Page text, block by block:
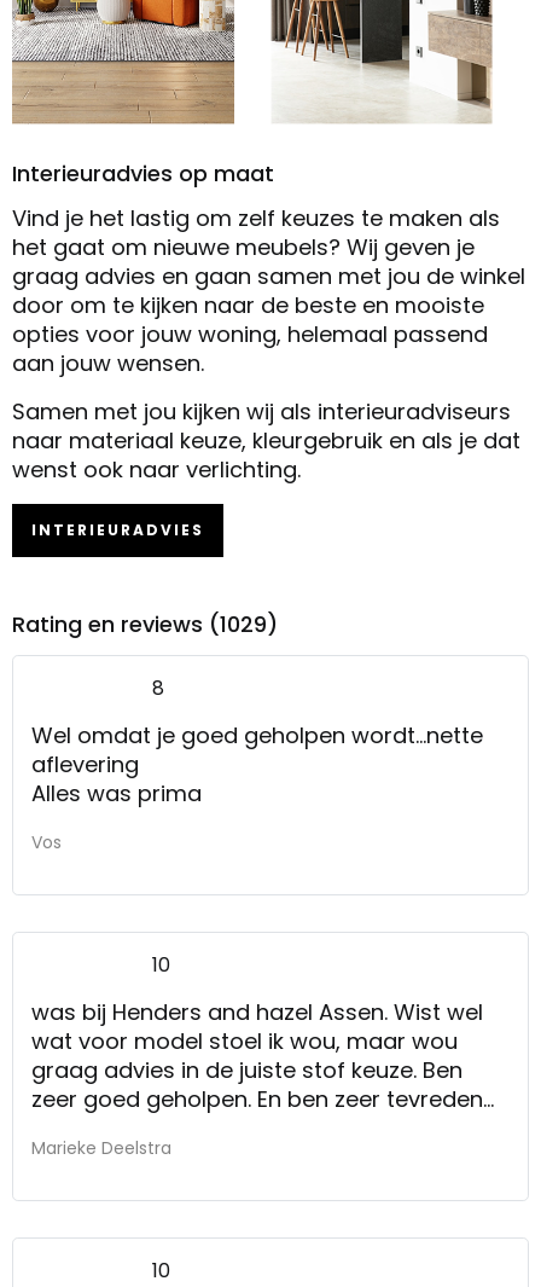
Interieuradvies op maat
Vind je het lastig om zelf keuzes te maken als
het gaat om nieuwe meubels? Wij geven je
graag advies en gaan samen met jou de winkel
door om te kijken naar de beste en mooiste
opties voor jouw woning, helemaal passend
aan jouw wensen.
Samen met jou kijken wij als interieuradviseurs
naar materiaal keuze, kleurgebruik en als je dat
wenst ook naar verlichting.
INTERIEURADVIES
Rating en reviews (1029)
8
Wel omdat je goed geholpen wordt...nette
aflevering
Alles was prima
Vos
10
was bij Henders and hazel Assen. Wist wel
wat voor model stoel ik wou, maar wou
graag advies in de juiste stof keuze. Ben
zeer goed geholpen. En ben zeer tevreden
Marieke Deelstra
10